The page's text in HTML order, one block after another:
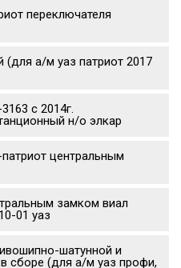
переключателя
(для а/м уаз патриот 2017
с 2014г.
н/о элкар
центральным
замком виал
01 уаз
шатунной и
сборе (для а/м уаз профи,